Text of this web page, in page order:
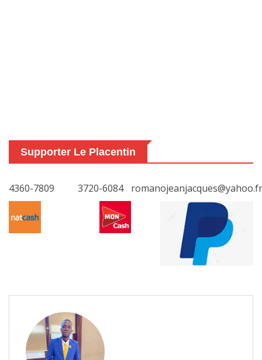
Supporter Le Placentin
4360-7809 3720-6084 romanojeanjacques@yahoo.fr